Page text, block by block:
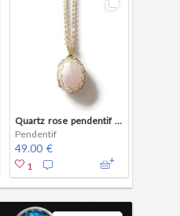
Quartz rose pendentif plaqué or
Pendentif
49.00 €
1